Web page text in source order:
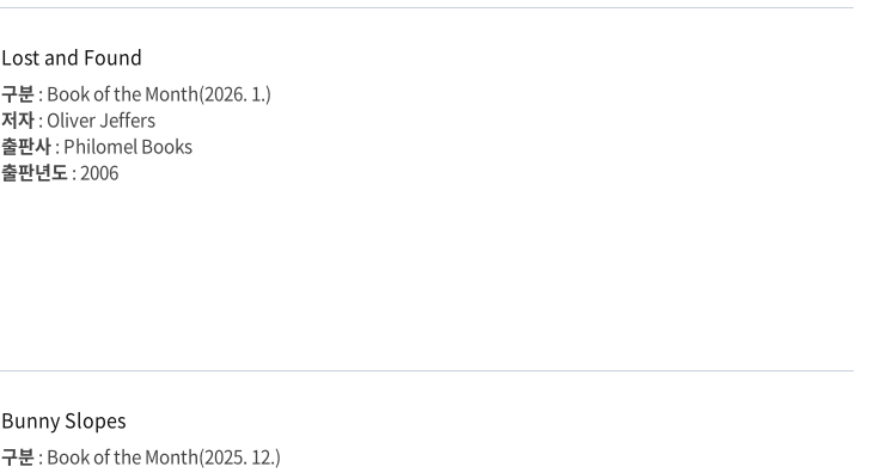
Lost and Found
구분: Book of the Month(2026. 1.)
저자: Oliver Jeffers
출판사: Philomel Books
출판년도: 2006
Bunny Slopes
구분: Book of the Month(2025. 12.)